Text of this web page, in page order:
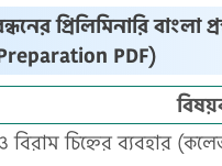
প্রিলিমিনারি
PDF)
বিরাম চিহ্নের ব্যবহার